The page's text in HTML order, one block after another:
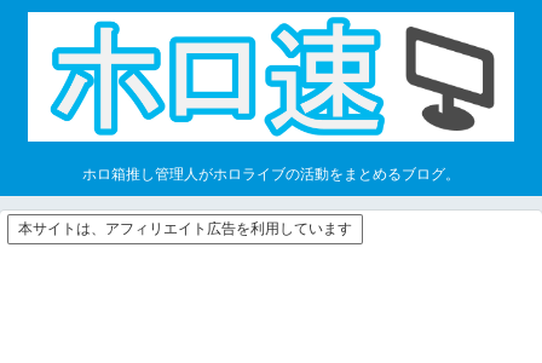
ホロ箱推し管理人がホロライブの活動をまとめるブログ。
本サイトは、アフィリエイト広告を利用しています